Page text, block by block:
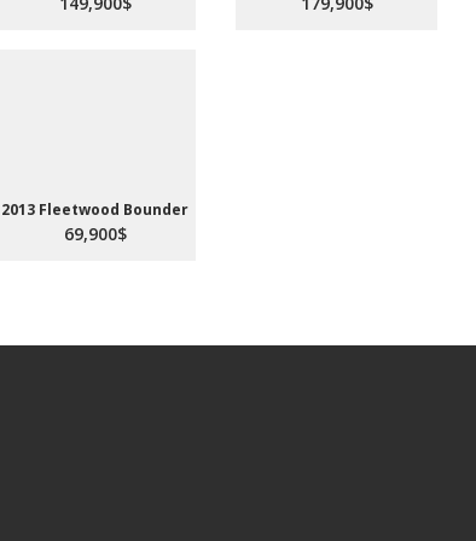
2013 Fleetwood Bounder
69,900$